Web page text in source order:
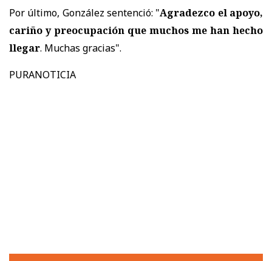
Por último, González sentenció: "Agradezco el apoyo,
cariño y preocupación que muchos me han hecho
llegar. Muchas gracias".
PURANOTICIA